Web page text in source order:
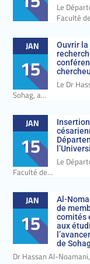
Le
Faculté
JAN
15
Ouvrir
Le Dr
Sohag, a…
JAN
15 Le
Faculté de…
JAN
15
Al-
de
comités
aux
de
Dr Hassan Al-